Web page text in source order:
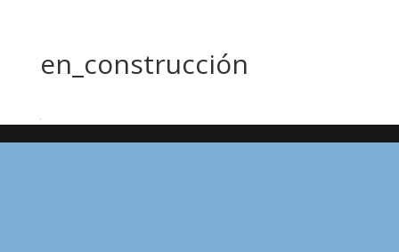
en_construcción